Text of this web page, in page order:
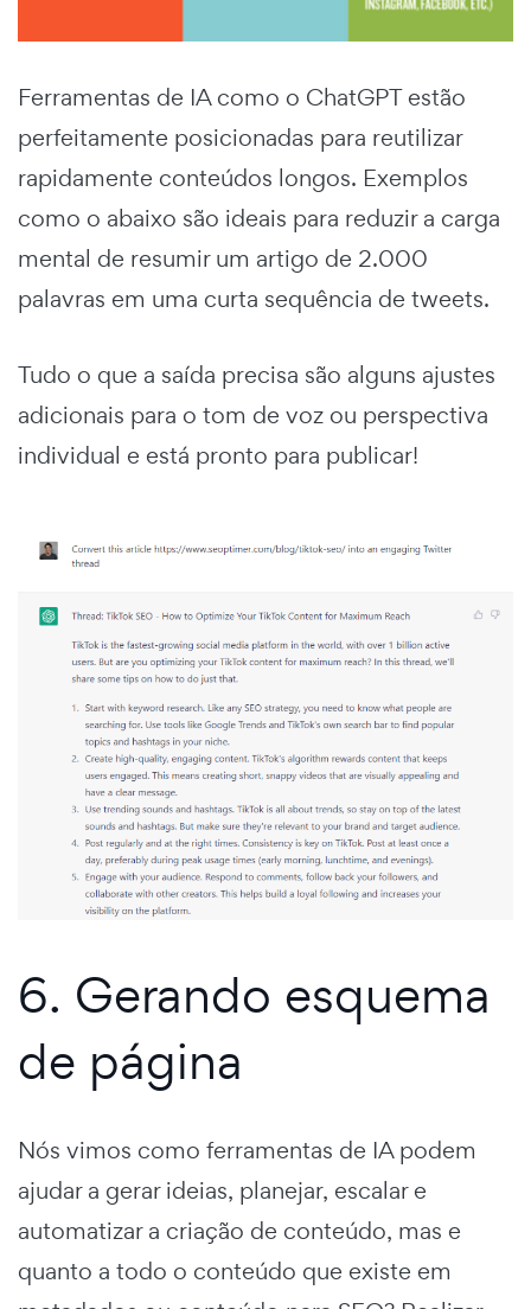
Ferramentas de IA como o ChatGPT estão
perfeitamente posicionadas para reutilizar
rapidamente conteúdos longos. Exemplos
como o abaixo são ideais para reduzir a carga
mental de resumir um artigo de 2.000
palavras em uma curta sequência de tweets.
Tudo o que a saída precisa são alguns ajustes
adicionais para o tom de voz ou perspectiva
individual e está pronto para publicar!
6. Gerando esquema
de página
Nós vimos como ferramentas de IA podem
ajudar a gerar ideias, planejar, escalar e
automatizar a criação de conteúdo, mas e
quanto a todo o conteúdo que existe em